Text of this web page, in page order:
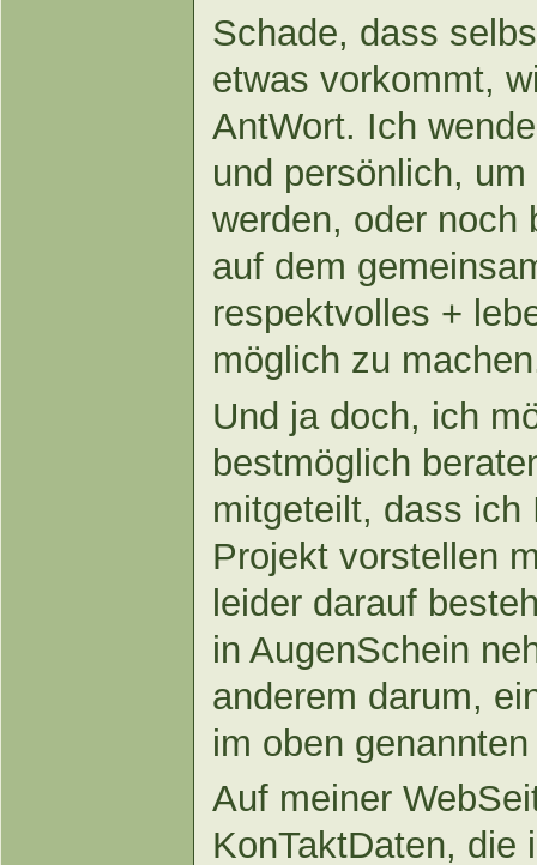
Schade, dass
etwas vorkommt,
AntWort. Ich
und persönlich,
werden, oder
auf dem
respektvolles +
möglich zu
Und ja doch, ich
bestmöglich
mitgeteilt, dass ich
Projekt vorstellen
leider darauf
in AugenSchein
anderem darum,
im oben
Auf meiner
KonTaktDaten, die